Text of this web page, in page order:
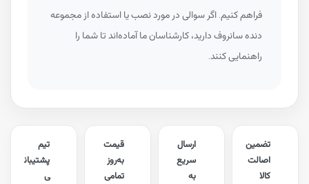
فراهم کنیم. اگر سوالی در مورد نصب یا استفاده از مجموعه
دنده سانروف دارید، کارشناسان ما آماده‌اند تا شما را
راهنمایی کنند.
پشتیبان
قیمت
به‌روز
تمامی
ارسال
سریع
تضمین
اصالت